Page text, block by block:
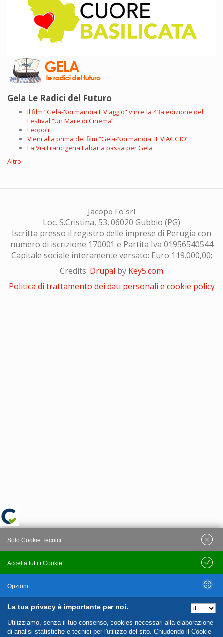
Gela Le Radici del Futuro
Il film “Gela-Normandia.Il Viaggio” vince la 43a edizione del
Festival “Un Mare di Cinema”
Leopoli
Vieni alla prima del film “Gela-Normandia. IL VIAGGIO”
La Via Francigena Fabaria passa per Gela
Altro
Jacopo Fo srl
Loc. S.Cristina, 53, 06020 Gubbio (PG)
Iscritta presso il registro delle imprese di Perugia con
numero di iscrizione 170001 e Partita Iva 01956540544
Capitale sociale interamente versato: Euro 119.000,00;
Credits: Drupal by Key5.com
Politica di trattamento dei dati personali e cookie policy
La tua privacy è importante per noi.
Utilizziamo, senza il tuo consenso, cookies necessari alla elaborazione
di analisi statistiche e tecnici per l'utilizzo del sito. Chiudendo il Cookie
Accetta tutti i Cookie
Solo Cookie Tecnici
Salva
Opzioni
Nascondi Opzioni